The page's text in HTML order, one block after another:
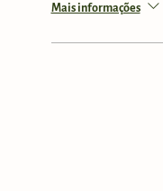
Mais informações